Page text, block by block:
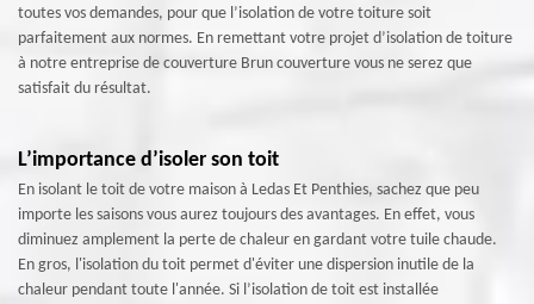
toutes vos demandes, pour que l’isolation de votre toiture soit
parfaitement aux normes. En remettant votre projet d’isolation de toiture
à notre entreprise de couverture Brun couverture vous ne serez que
satisfait du résultat.
L’importance d’isoler son toit
En isolant le toit de votre maison à Ledas Et Penthies, sachez que peu
importe les saisons vous aurez toujours des avantages. En effet, vous
diminuez amplement la perte de chaleur en gardant votre tuile chaude.
En gros, l'isolation du toit permet d'éviter une dispersion inutile de la
chaleur pendant toute l'année. Si l’isolation de toit est installée